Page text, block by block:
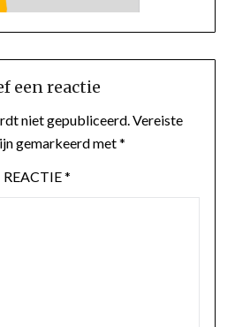
een reactie
niet gepubliceerd. Vereiste
gemarkeerd met*
REACTIE*